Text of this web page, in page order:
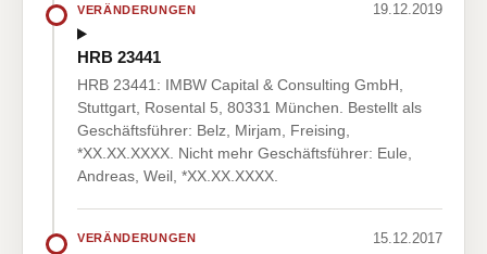
VERÄNDERUNGEN 19.12.2019
HRB 23441
HRB 23441: IMBW Capital & Consulting GmbH,
Stuttgart, Rosental 5, 80331 München. Bestellt als
Geschäftsführer: Belz, Mirjam, Freising,
*XX.XX.XXXX. Nicht mehr Geschäftsführer: Eule,
Andreas, Weil, *XX.XX.XXXX.
VERÄNDERUNGEN 15.12.2017